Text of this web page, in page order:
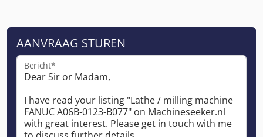
AANVRAAG STUREN
Bericht*